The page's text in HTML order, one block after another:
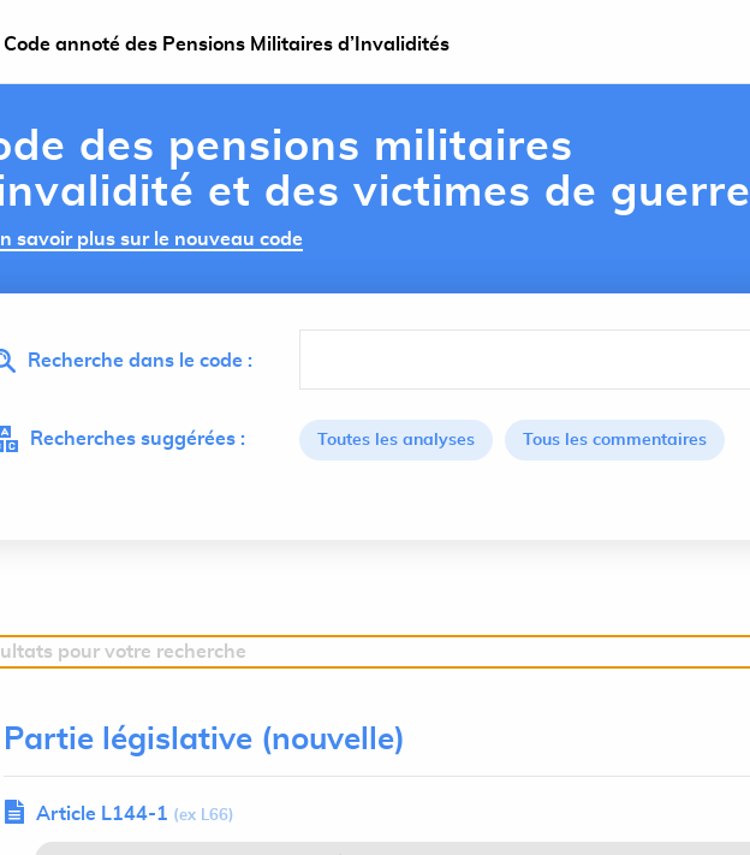
Code annoté des Pensions Militaires d’Invalidités
des pensions militaires
et des victimes de guerre
savoir plus sur le nouveau code
Recherche dans le code :
Recherches suggérées : Toutes les analyses Tous les commentaires
pour votre recherche
Partie législative (nouvelle)
Article L144-1 (ex L66)